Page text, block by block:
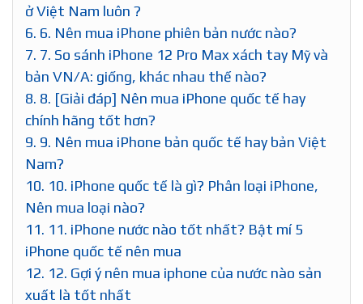
ở Việt Nam luôn ?
6. 6. Nên mua iPhone phiên bản nước nào?
7. 7. So sánh iPhone 12 Pro Max xách tay Mỹ và
bản VN/A: giống, khác nhau thế nào?
8. 8. [Giải đáp] Nên mua iPhone quốc tế hay
chính hãng tốt hơn?
9. 9. Nên mua iPhone bản quốc tế hay bản Việt
Nam?
10. 10. iPhone quốc tế là gì? Phân loại iPhone,
Nên mua loại nào?
11. 11. iPhone nước nào tốt nhất? Bật mí 5
iPhone quốc tế nên mua
12. 12. Gợi ý nên mua iphone của nước nào sản
xuất là tốt nhất